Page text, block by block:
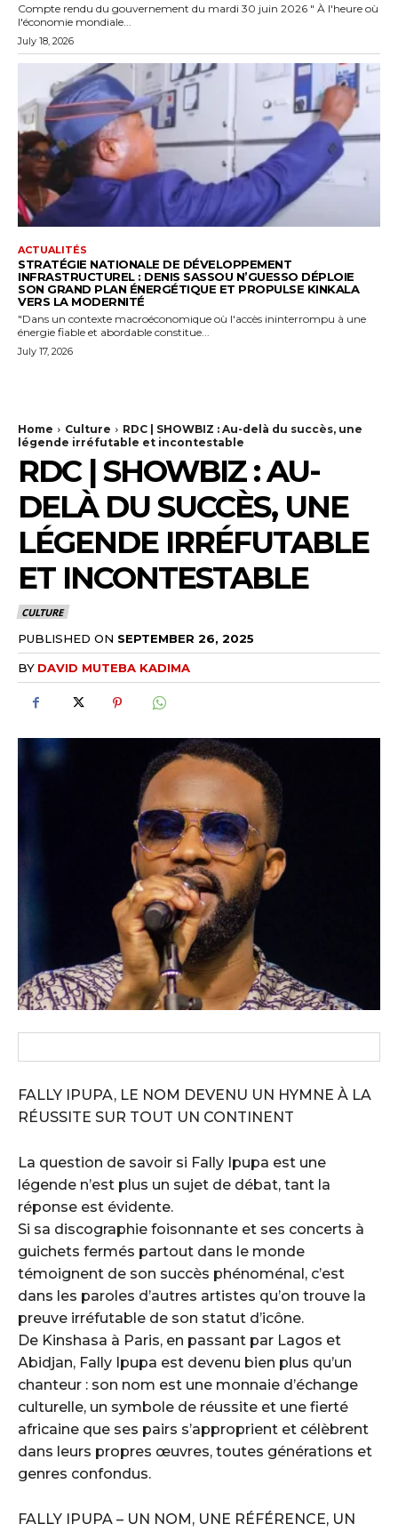
Compte rendu du gouvernement du mardi 30 juin 2026 " À l'heure où
l'économie mondiale...
July 18, 2026
ACTUALITÉS
STRATÉGIE NATIONALE DE DÉVELOPPEMENT
INFRASTRUCTUREL : DENIS SASSOU N’GUESSO DÉPLOIE
SON GRAND PLAN ÉNERGÉTIQUE ET PROPULSE KINKALA
VERS LA MODERNITÉ
"Dans un contexte macroéconomique où l'accès ininterrompu à une
énergie fiable et abordable constitue...
July 17, 2026